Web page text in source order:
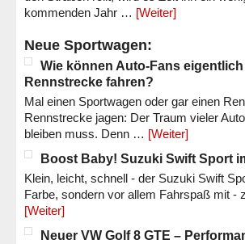
kommenden Jahr … [Weiter]
Neue Sportwagen:
Wie können Auto-Fans
Rennstrecke fahren?
Mal einen Sportwagen oder gar einen
Rennstrecke jagen: Der Traum vieler
bleiben muss. Denn … [Weiter]
Boost Baby! Suzuki Swift Sport
Klein, leicht, schnell - der Suzuki Swift
Farbe, sondern vor allem Fahrspaß mit
[Weiter]
Neuer VW Golf 8 GTE –